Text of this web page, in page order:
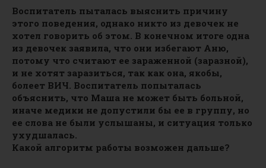
Воспитатель пыталась выяснить причину
этого поведения, однако никто из девочек не
хотел говорить об этом. В конечном итоге одна
из девочек заявила, что они избегают Аню,
потому что считают ее зараженной (заразной),
и не хотят заразиться, так как она, якобы,
болеет ВИЧ. Воспитатель попыталась
объяснить, что Маша не может быть больной,
иначе медики не допустили бы ее в группу, но
ее слова не были услышаны, и ситуация только
ухудшалась.
Какой алгоритм работы возможен дальше?